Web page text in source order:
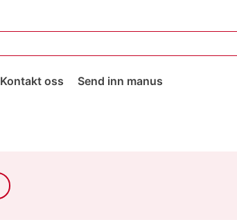
Kontakt oss Send inn manus